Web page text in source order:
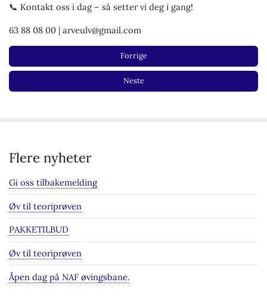
📞 Kontakt oss i dag – så setter vi deg i gang!
63 88 08 00 | arveulv@gmail.com
Forrige
Neste
Flere nyheter
Gi oss tilbakemelding
Øv til teoriprøven
PAKKETILBUD
Øv til teoriprøven
Åpen dag på NAF øvingsbane.